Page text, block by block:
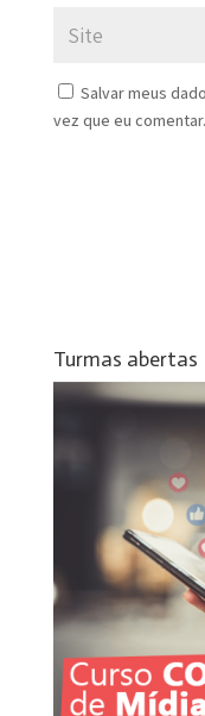
Salvar meus
vez que eu comentar.
Turmas abertas